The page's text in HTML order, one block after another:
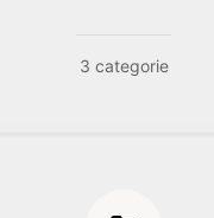
3 categorie